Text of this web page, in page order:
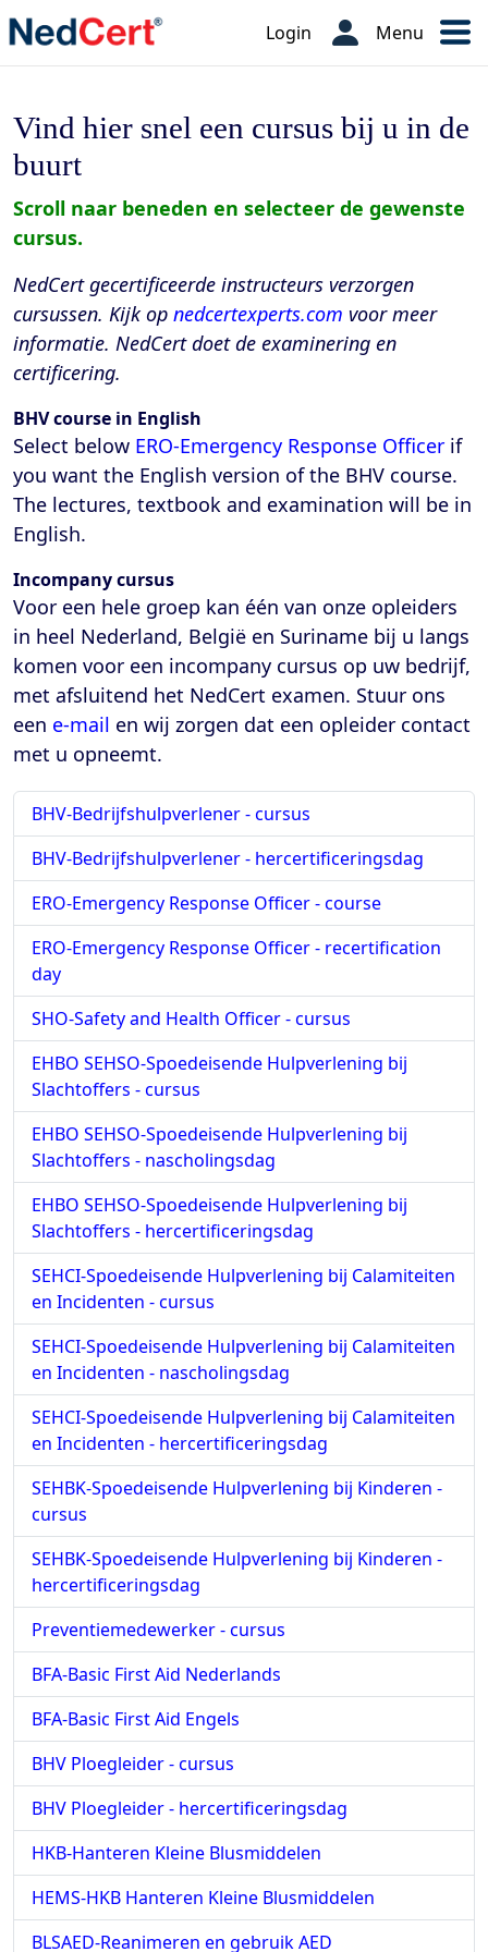
Login Menu
Vind hier snel een cursus bij u in de
buurt
Scroll naar beneden en selecteer de gewenste
cursus.
NedCert gecertificeerde instructeurs verzorgen
cursussen. Kijk op nedcertexperts.com voor meer
informatie. NedCert doet de examinering en
certificering.
BHV course in English
Select below ERO-Emergency Response Officer if
you want the English version of the BHV course.
The lectures, textbook and examination will be in
English.
Incompany cursus
Voor een hele groep kan één van onze opleiders
in heel Nederland, België en Suriname bij u langs
komen voor een incompany cursus op uw bedrijf,
met afsluitend het NedCert examen. Stuur ons
een e-mail en wij zorgen dat een opleider contact
met u opneemt.
BHV-Bedrijfshulpverlener - cursus
BHV-Bedrijfshulpverlener - hercertificeringsdag
ERO-Emergency Response Officer - course
ERO-Emergency Response Officer - recertification
day
SHO-Safety and Health Officer - cursus
EHBO SEHSO-Spoedeisende Hulpverlening bij
Slachtoffers - cursus
EHBO SEHSO-Spoedeisende Hulpverlening bij
Slachtoffers - nascholingsdag
EHBO SEHSO-Spoedeisende Hulpverlening bij
Slachtoffers - hercertificeringsdag
SEHCI-Spoedeisende Hulpverlening bij Calamiteiten
en Incidenten - cursus
SEHCI-Spoedeisende Hulpverlening bij Calamiteiten
en Incidenten - nascholingsdag
SEHCI-Spoedeisende Hulpverlening bij Calamiteiten
en Incidenten - hercertificeringsdag
SEHBK-Spoedeisende Hulpverlening bij Kinderen -
cursus
SEHBK-Spoedeisende Hulpverlening bij Kinderen -
hercertificeringsdag
Preventiemedewerker - cursus
BFA-Basic First Aid Nederlands
BFA-Basic First Aid Engels
BHV Ploegleider - cursus
BHV Ploegleider - hercertificeringsdag
HKB-Hanteren Kleine Blusmiddelen
HEMS-HKB Hanteren Kleine Blusmiddelen
BLSAED-Reanimeren en gebruik AED